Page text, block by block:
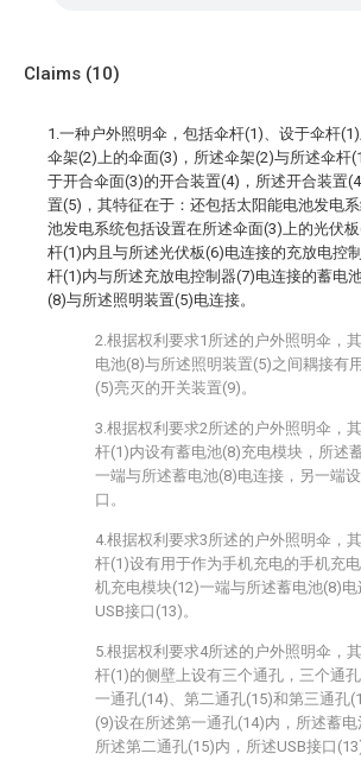
Claims (10)
1.一种户外照明伞，包括伞杆(1)、设于伞杆
伞架(2)上的伞面(3)，所述伞架(2)与所述伞杆
于开合伞面(3)的开合装置(4)，所述开合装置
置(5)，其特征在于：还包括太阳能电池发电
池发电系统包括设置在所述伞面(3)上的光伏
杆(1)内且与所述光伏板(6)电连接的充放电控
杆(1)内与所述充放电控制器(7)电连接的蓄电
(8)与所述照明装置(5)电连接。
2.根据权利要求1所述的户外照明伞，
电池(8)与所述照明装置(5)之间耦接有
(5)亮灭的开关装置(9)。
3.根据权利要求2所述的户外照明伞，
杆(1)内设有蓄电池(8)充电模块，所述
一端与所述蓄电池(8)电连接，另一端
口。
4.根据权利要求3所述的户外照明伞，
杆(1)设有用于作为手机充电的手机充
机充电模块(12)一端与所述蓄电池(8)
USB接口(13)。
5.根据权利要求4所述的户外照明伞，
杆(1)的侧壁上设有三个通孔，三个通
一通孔(14)、第二通孔(15)和第三通孔
(9)设在所述第一通孔(14)内，所述蓄
所述第二通孔(15)内，所述USB接口